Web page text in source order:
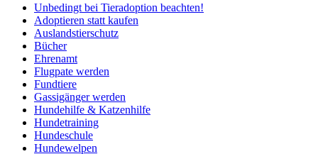
Unbedingt bei Tieradoption beachten!
Adoptieren statt kaufen
Auslandstierschutz
Bücher
Ehrenamt
Flugpate werden
Fundtiere
Gassigänger werden
Hundehilfe & Katzenhilfe
Hundetraining
Hundeschule
Hundewelpen